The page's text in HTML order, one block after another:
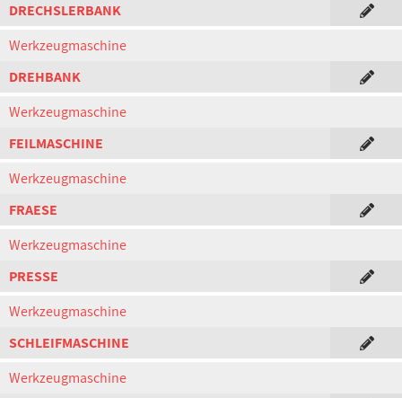
DRECHSLERBANK
Werkzeugmaschine
DREHBANK
Werkzeugmaschine
FEILMASCHINE
Werkzeugmaschine
FRAESE
Werkzeugmaschine
PRESSE
Werkzeugmaschine
SCHLEIFMASCHINE
Werkzeugmaschine